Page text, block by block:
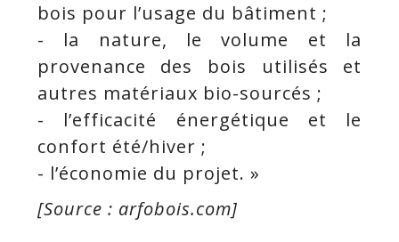
bois pour l’usage du bâtiment ;
- la nature, le volume et la
provenance des bois utilisés et
autres matériaux bio-sourcés ;
- l’efficacité énergétique et le
confort été/hiver ;
- l’économie du projet. »
[Source : arfobois.com]